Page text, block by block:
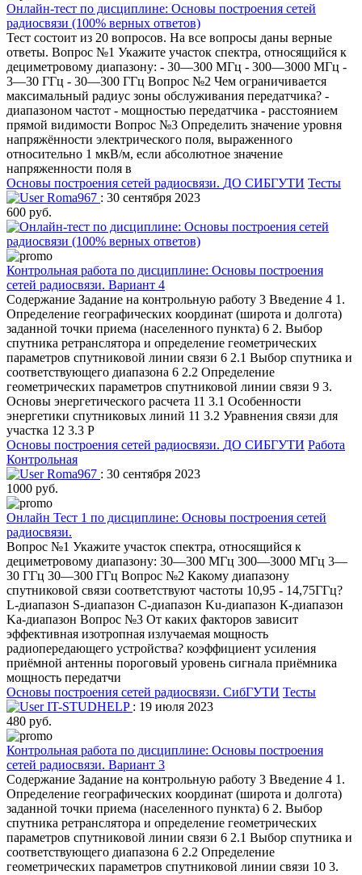
Онлайн-тест по дисциплине: Основы построения сетей
радиосвязи (100% верных ответов)
Тест состоит из 20 вопросов. На все вопросы даны верные
ответы. Вопрос №1 Укажите участок спектра, относящийся к
дециметровому диапазону: - 30—300 МГц - 300—3000 МГц -
3—30 ГГц - 30—300 ГГц Вопрос №2 Чем ограничивается
максимальный радиус зоны обслуживания передатчика? -
диапазоном частот - мощностью передатчика - расстоянием
прямой видимости Вопрос №3 Определить значение уровня
напряжённости электрического поля, выраженного
относительно 1 мкВ/м, если абсолютное значение
напряженности поля в
Основы построения сетей радиосвязи. ДО СИБГУТИ Тесты
Roma967 : 30 сентября 2023
600 руб.
Контрольная работа по дисциплине: Основы построения
сетей радиосвязи. Вариант 4
Содержание Задание на контрольную работу 3 Введение 4 1.
Определение географических координат (широта и долгота)
заданной точки приема (населенного пункта) 6 2. Выбор
спутника ретранслятора и определение геометрических
параметров спутниковой линии связи 6 2.1 Выбор спутника и
соответствующего диапазона 6 2.2 Определение
геометрических параметров спутниковой линии связи 9 3.
Основы энергетического расчета 11 3.1 Особенности
энергетики спутниковых линий 11 3.2 Уравнения связи для
участка 12 3.3 Р
Основы построения сетей радиосвязи. ДО СИБГУТИ Работа
Контрольная
Roma967 : 30 сентября 2023
1000 руб.
Онлайн Тест 1 по дисциплине: Основы построения сетей
радиосвязи.
Вопрос №1 Укажите участок спектра, относящийся к
дециметровому диапазону: 30—300 МГц 300—3000 МГц 3—
30 ГГц 30—300 ГГц Вопрос №2 Какому диапазону
спутниковой связи соответствуют частоты 10,95 - 14,75ГГц?
L-диапазон S-диапазон C-диапазон Ku-диапазон К-диапазон
Ka-диапазон Вопрос №3 От каких факторов зависит
эффективная изотропная излучаемая мощность
радиопередающего устройства? коэффициент усиления
приёмной антенны пороговый уровень сигнала приёмника
мощность передатчи
Основы построения сетей радиосвязи. СибГУТИ Тесты
IT-STUDHELP : 19 июля 2023
480 руб.
Контрольная работа по дисциплине: Основы построения
сетей радиосвязи. Вариант 3
Содержание Задание на контрольную работу 3 Введение 4 1.
Определение географических координат (широта и долгота)
заданной точки приема (населенного пункта) 6 2. Выбор
спутника ретранслятора и определение геометрических
параметров спутниковой линии связи 6 2.1 Выбор спутника и
соответствующего диапазона 6 2.2 Определение
геометрических параметров спутниковой линии связи 10 3.